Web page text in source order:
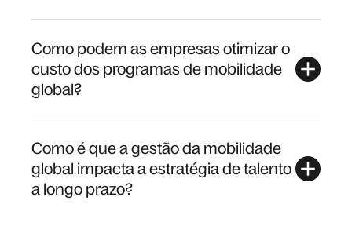
Como podem as empresas otimizar o
custo dos programas de mobilidade
global?
Como é que a gestão da mobilidade
global impacta a estratégia de talento
a longo prazo?